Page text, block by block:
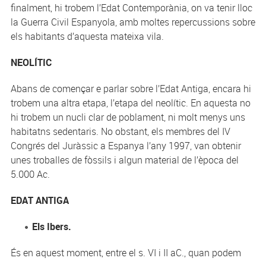
finalment, hi trobem l’Edat Contemporània, on va tenir lloc
la Guerra Civil Espanyola, amb moltes repercussions sobre
els habitants d’aquesta mateixa vila.
NEOLÍTIC
Abans de començar e parlar sobre l’Edat Antiga, encara hi
trobem una altra etapa, l’etapa del neolític. En aquesta no
hi trobem un nucli clar de poblament, ni molt menys uns
habitatns sedentaris. No obstant, els membres del IV
Congrés del Juràssic a Espanya l’any 1997, van obtenir
unes troballes de fòssils i algun material de l’època del
5.000 Ac.
EDAT ANTIGA
Els Ibers.
És en aquest moment, entre el s. VI i II aC., quan podem